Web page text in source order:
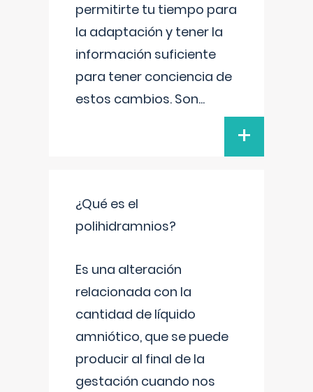
permitirte tu tiempo para
la adaptación y tener la
información suficiente
para tener conciencia de
estos cambios. Son...
+
¿Qué es el
polihidramnios?
Es una alteración
relacionada con la
cantidad de líquido
amniótico, que se puede
producir al final de la
gestación cuando nos